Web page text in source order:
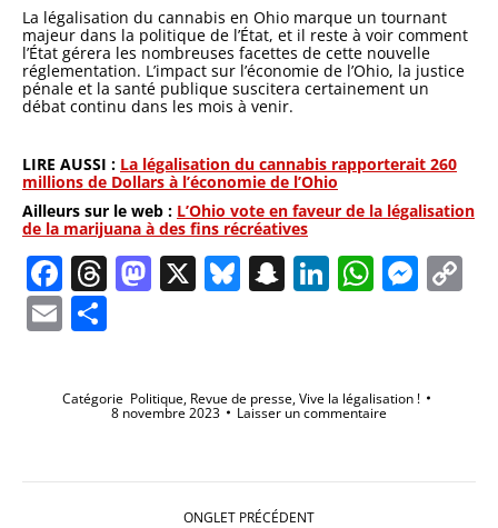
La légalisation du cannabis en Ohio marque un tournant
majeur dans la politique de l’État, et il reste à voir comment
l’État gérera les nombreuses facettes de cette nouvelle
réglementation. L’impact sur l’économie de l’Ohio, la justice
pénale et la santé publique suscitera certainement un
débat continu dans les mois à venir.
LIRE AUSSI : La légalisation du cannabis rapporterait 260
millions de Dollars à l’économie de l’Ohio
Ailleurs sur le web : L’Ohio vote en faveur de la légalisation
de la marijuana à des fins récréatives
Facebook
Threads
Mastodon
X Bluesky
Snapchat
LinkedIn
Email
Catégorie Politique, Revue de presse,Vive la légalisation !
8 novembre 2023 Laisser un commentaire
Navigation
ONGLET PRÉCÉDENT